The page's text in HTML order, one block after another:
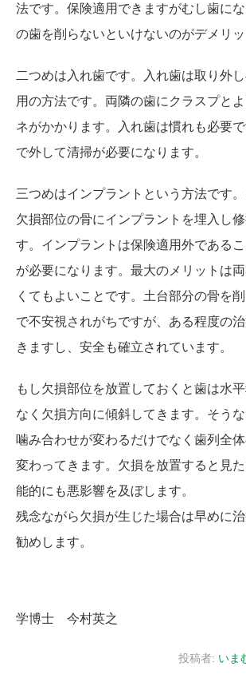
法です。保険適用できますがむし歯に
の歯を削らないといけないのがデメリッ
二つめは入れ歯です。入れ歯は取り外
用の方法です。両隣の歯にクラスプと
ネがかかります。入れ歯は慣れも必要
で外して清掃が必要になります。
三つめはインプラントという方法です
欠損部位の骨にインプラントを埋入し
す。インプラントは保険適用外である
が必要になります。最大のメリットは
くてもよいことです。土台部分の骨を
で不安視されがちですが、ある程度の
きますし、安全も確立されています。
もし欠損部位を放置しておくと歯は水
なく欠損方向に傾斜してきます。そう
噛み合わせが変わるだけでなく歯列全
変わってきます。欠損を放置すると見
能的にも悪影響を及ぼします。
残念ながら欠損が生じた場合は早めに
勧めします。
学博士 今村英之
投稿者: いま